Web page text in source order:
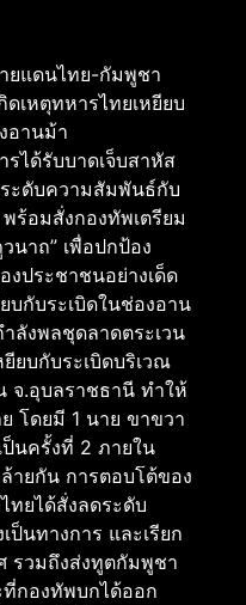
ยแดนไทย-กัมพูชา
เหตุทหารไทยเหยียบ
อานม้า
ได้รับบาดเจ็บสาหัส
ะดับความสัมพันธ์กับ
ร้อมสั่งกองทัพเตรียม
นาถ” เพื่อปกป้อง
ประชาชนอย่างเด็ด
บกับระเบิดในช่องอาน
ลังพลชุดลาดตระเวน
ยบกับระเบิดบริเวณ
จ.อุบลราชธานี ทำให้
โดยมี 1 นาย ขาขวา
นครั้งที่ 2 ภายใน
ายกัน การตอบโต้ของ
ทยได้สั่งลดระดับ
นทางการ และเรียก
รวมถึงส่งทูตกัมพูชา
กองทัพบกได้ออก